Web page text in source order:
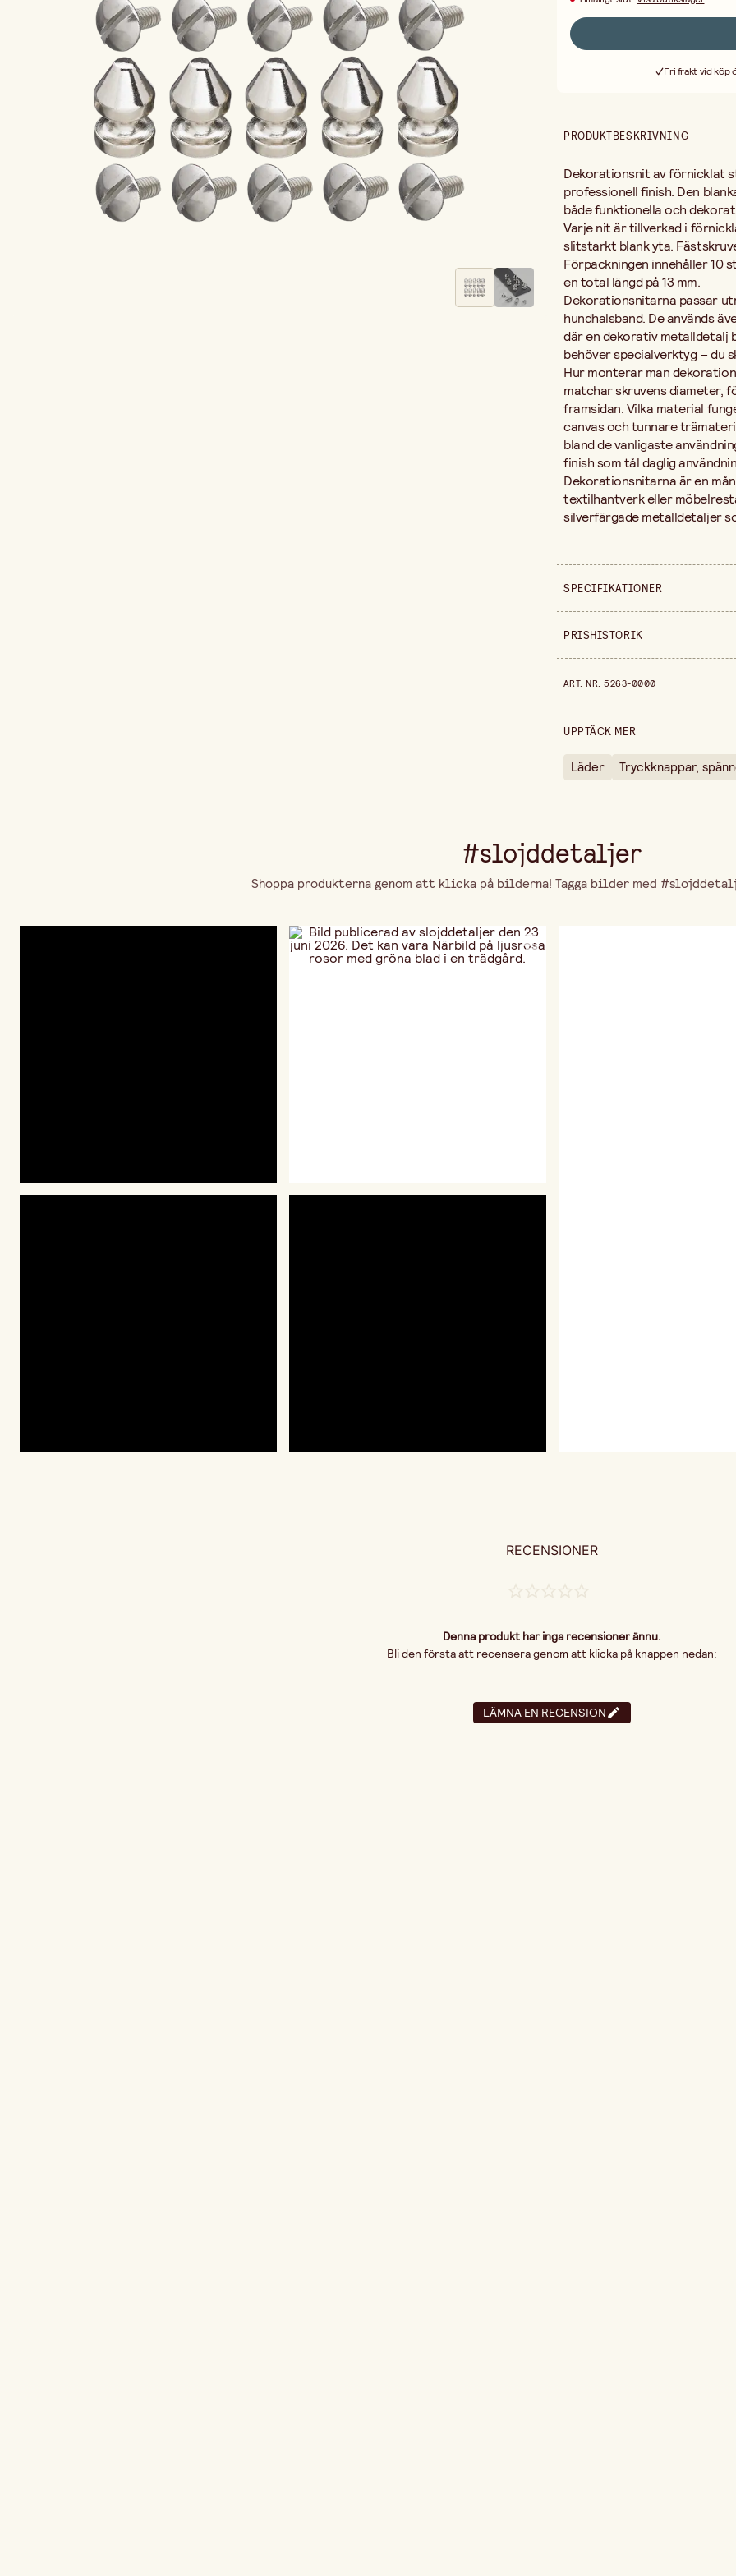
fast den genom materialet.
Hur monterar man
dekorationsnitar på? De
möbelrestaurering. Den
Fri frakt vid köp
PRODUKTBESKRIVNING
Dekorationsnit av förnicklat
professionell finish. Den
både funktionella och
Varje nit är tillverkad i
slitstarkt blank yta.
Förpackningen innehåller 10
en total längd på 13 mm.
Dekorationsnitarna passar
hundhalsband. De används
där en dekorativ
behöver specialverktyg – du
Hur monterar man
matchar skruvens diameter,
framsidan. Vilka material
canvas och tunnare
bland de vanligaste
finish som tål daglig
Dekorationsnitarna är en
textilhantverk eller
silverfärgade metalldetaljer
SPECIFIKATIONER
Säljs i
Förpackningsmängd
PRISHISTORIK
ART. NR:5263-0000
UPPTÄCK MER
Läder Tryckknappar,
#slojddetaljer
Shoppa produkterna genom att klicka på bilderna! Tagga bilder med
RECENSIONER
Denna produkt har inga recensioner ännu.
Bli den första att recensera genom att klicka på knappen nedan:
LÄMNA EN RECENSION